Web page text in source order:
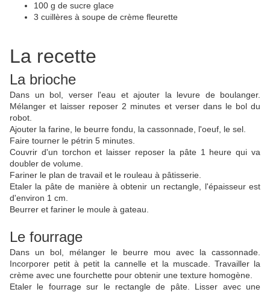
100 g de sucre glace
3 cuillères à soupe de crème fleurette
La recette
La brioche
Dans un bol, verser l'eau et ajouter la levure de boulanger.
Mélanger et laisser reposer 2 minutes et verser dans le bol du
robot.
Ajouter la farine, le beurre fondu, la cassonnade, l'oeuf, le sel.
Faire tourner le pétrin 5 minutes.
Couvrir d'un torchon et laisser reposer la pâte 1 heure qui va
doubler de volume.
Fariner le plan de travail et le rouleau à pâtisserie.
Etaler la pâte de manière à obtenir un rectangle, l'épaisseur est
d'environ 1 cm.
Beurrer et fariner le moule à gateau.
Le fourrage
Dans un bol, mélanger le beurre mou avec la cassonnade.
Incorporer petit à petit la cannelle et la muscade. Travailler la
crème avec une fourchette pour obtenir une texture homogène.
Etaler le fourrage sur le rectangle de pâte. Lisser avec une